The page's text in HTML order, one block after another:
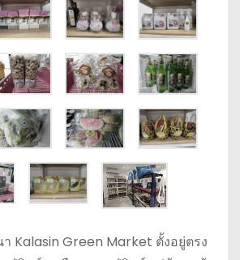
Kalasin Green Market ตั้งอยู่ตรง